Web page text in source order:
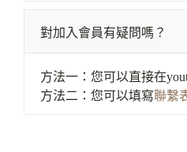
對加入會員有疑問嗎？
方法一：您可以直接在
方法二：您可以填寫聯繫